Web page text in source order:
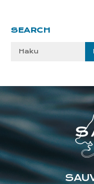
Ensisijainen
SEARCH
Etsi
Footer